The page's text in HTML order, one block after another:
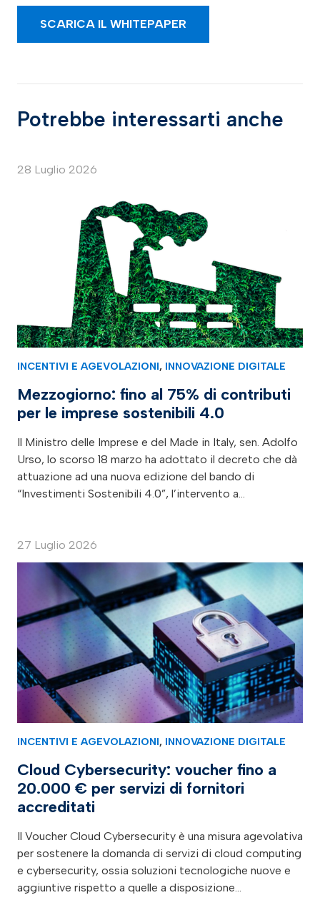
Potrebbe interessarti anche
28 Luglio 2026
INCENTIVI E AGEVOLAZIONI, INNOVAZIONE DIGITALE
Mezzogiorno: fino al 75% di contributi
per le imprese sostenibili 4.0
Il Ministro delle Imprese e del Made in Italy, sen. Adolfo
Urso, lo scorso 18 marzo ha adottato il decreto che dà
attuazione ad una nuova edizione del bando di
“Investimenti Sostenibili 4.0”, l’intervento a…
27 Luglio 2026
INCENTIVI E AGEVOLAZIONI, INNOVAZIONE DIGITALE
Cloud Cybersecurity: voucher fino a
20.000 € per servizi di fornitori
accreditati
Il Voucher Cloud Cybersecurity è una misura agevolativa
per sostenere la domanda di servizi di cloud computing
e cybersecurity, ossia soluzioni tecnologiche nuove e
aggiuntive rispetto a quelle a disposizione…